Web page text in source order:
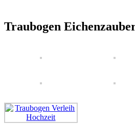
Traubogen